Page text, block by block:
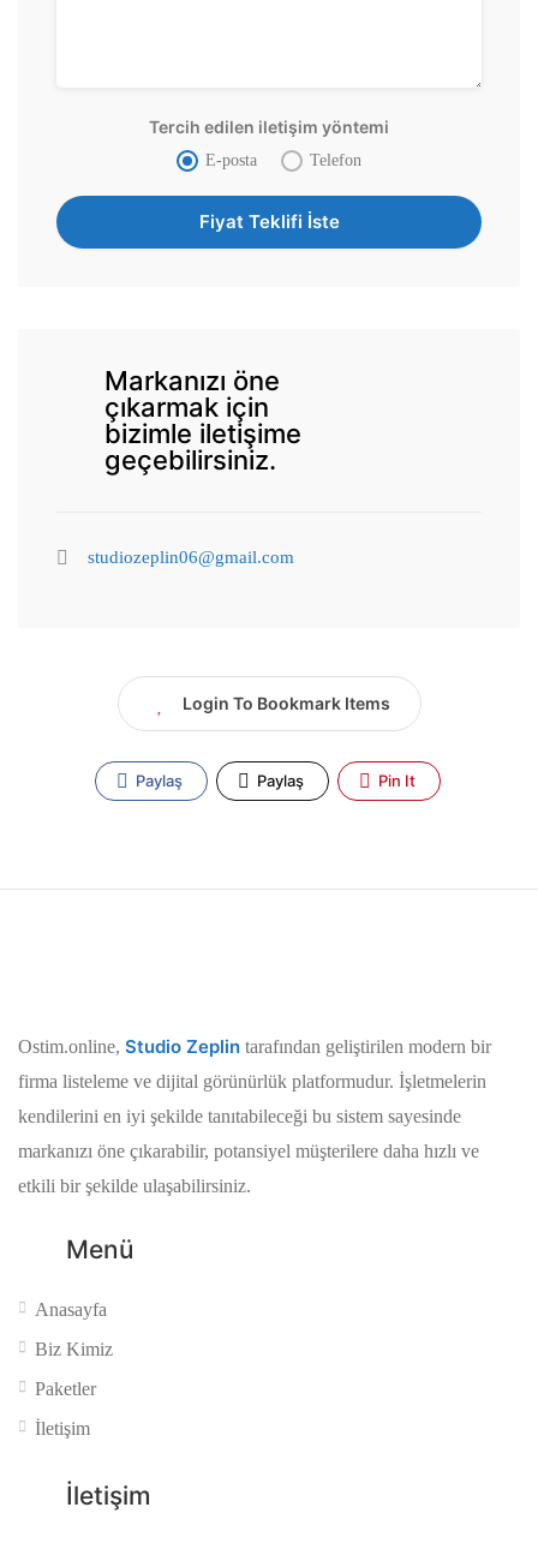
Tercih edilen iletişim yöntemi
E-posta Telefon
Markanızı öne
çıkarmak için
bizimle iletişime
geçebilirsiniz.
studiozeplin06@gmail.com
Login To Bookmark Items
Paylaş Paylaş Pin It
Ostim.online, Studio Zeplin tarafından geliştirilen modern bir
firma listeleme ve dijital görünürlük platformudur. İşletmelerin
kendilerini en iyi şekilde tanıtabileceği bu sistem sayesinde
markanızı öne çıkarabilir, potansiyel müşterilere daha hızlı ve
etkili bir şekilde ulaşabilirsiniz.
Menü
Anasayfa
Biz Kimiz
Paketler
İletişim
İletişim